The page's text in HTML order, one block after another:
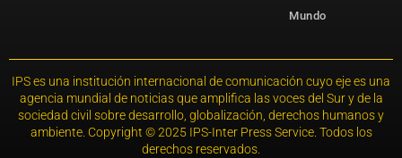
Mundo
IPS es una institución internacional de comunicación cuyo eje es una
agencia mundial de noticias que amplifica las voces del Sur y de la
sociedad civil sobre desarrollo, globalización, derechos humanos y
ambiente. Copyright © 2025 IPS-Inter Press Service. Todos los
derechos reservados.